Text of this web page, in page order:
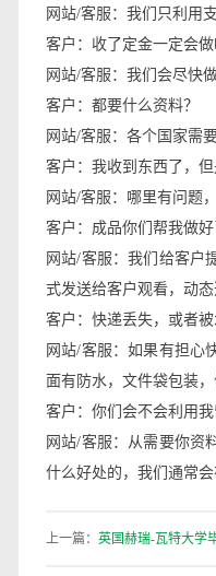
网站/客服：我们只利用
客户：收了定金一定会
网站/客服：我们会尽快
客户：都要什么资料？
网站/客服：各个国家需
客户：我收到东西了，但
网站/客服：哪里有问题
客户：成品你们帮我做
网站/客服：我们给客户
式发送给客户观看，动态
客户：快递丢失，或者被
网站/客服：如果有担心
面有防水，文件袋包装，
客户：你们会不会利用
网站/客服：从需要你资
什么好处的，我们通常
上一篇： 英国赫瑞-瓦特大学